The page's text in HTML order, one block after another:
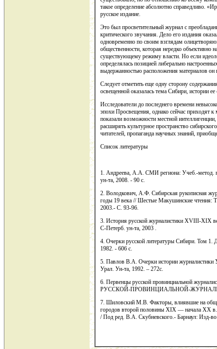
такое определение абсолютно справедливо.
русское издание.
Это был просветительный журнал с
критического звучания. Дело его издания
одновременно по своим взглядам
общественности, которая нередко объективно
существующему режиму власти. Но если
определялась позицией либерально
выдержанностью расположения материалов он
Следует отметить еще одну сторону
освещенной оказалась тема Сибири, истории
Исследователи до последнего времени
эпохи Просвещения, однако сейчас приходят
показали возможности местной
расширять культурное пространство
читателей, пропаганда научных знаний,
Список литературы
1. Андреева, А.А. СМИ региона: Учеб.-метод.
ун-та, 2008. - 90 с.
2. Володкович, А.Ф. Сибирская рукописная
годы 19 века // Шестые Макушинские чтения:
2003.- С. 93-96.
3. История русской журналистики XVIII-XIX
С-Петерб. ун-та, 2003 .
4. Очерки русской литературы Сибири. Том
1982. - 606 с.
5. Павлов В.А. Очерки истории журналистики
Урал. Ун-та, 1992. – 272с.
6. Первенцы русской провинциальной
РУССКОЙ-ПРОВИНЦИАЛЬНОЙ-
7. Шиловский М.В. Факторы, влиявшие на
городов второй половины ХIХ — начала ХХ
/ Под ред. В.А. Скубневского.- Барнаул: Изд-